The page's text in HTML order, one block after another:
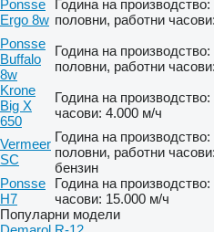
Ponsse
Ergo 8w
Година на производство:
половни, работни
Ponsse
Buffalo
8w
Година на производство:
половни, работни
Krone
Big X
650
Година на
часови: 4.000 м/ч
Vermeer
SC
Година на производство:
половни, работни
бензин
Ponsse
H7
Година на
часови: 15.000 м/ч
Популарни модели